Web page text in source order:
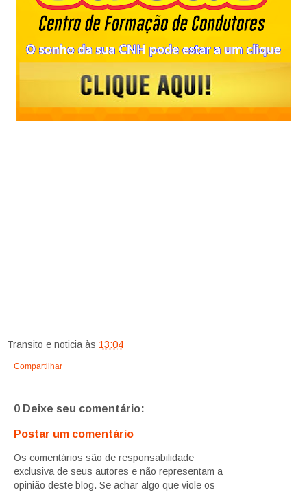
Transito e noticia às 13:04
Compartilhar
0 Deixe seu comentário:
Postar um comentário
Os comentários são de responsabilidade
exclusiva de seus autores e não representam a
opinião deste blog. Se achar algo que viole os